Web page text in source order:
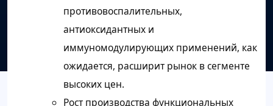
противовоспалительных,
антиоксидантных и
иммуномодулирующих применений, как
ожидается, расширит рынок в сегменте
высоких цен.
Рост производства функциональных